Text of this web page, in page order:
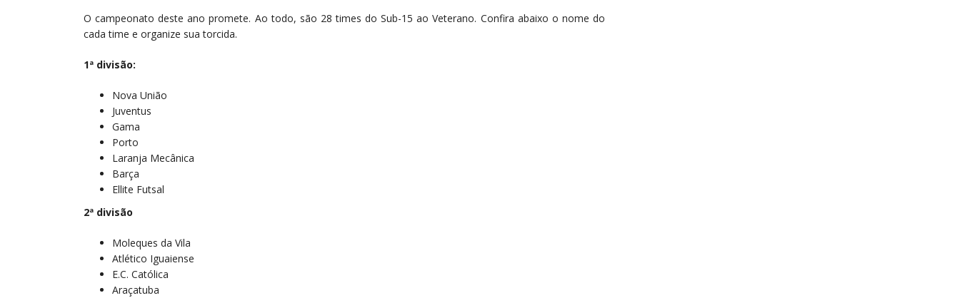
O campeonato deste ano promete. Ao todo, são 28 times do Sub-15 ao Veterano. Confira abaixo o nome do
cada time e organize sua torcida.
1ª divisão:
Nova União
Juventus
Gama
Porto
Laranja Mecânica
Barça
Ellite Futsal
2ª divisão
Moleques da Vila
Atlético Iguaiense
E.C. Católica
Araçatuba